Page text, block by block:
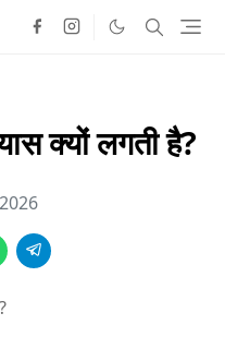
क्यों लगती है?